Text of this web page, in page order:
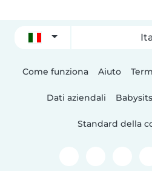
Come funziona Aiuto
Dati aziendali
Standard della